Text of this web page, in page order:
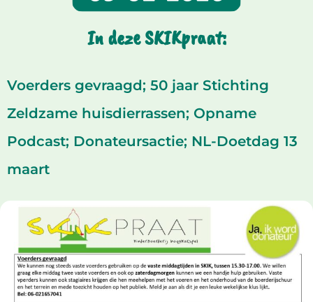
In deze SKIKpraat:
Voerders gevraagd; 50 jaar Stichting
Zeldzame huisdierrassen; Opname
Podcast; Donateursactie; NL-Doetdag 13
maart